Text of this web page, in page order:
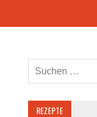
REZEPTE